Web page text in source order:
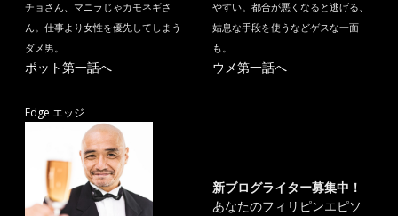
チョさん、マニラじゃカモネギさ
ん。仕事より女性を優先してしまう
ダメ男。
ポット第一話へ
やすい。都合が悪くなると逃げる、
姑息な手段を使うなどゲスな一面
も。
ウメ第一話へ
Edge エッジ
新ブログライター募集中！
あなたのフィリピンエピソ